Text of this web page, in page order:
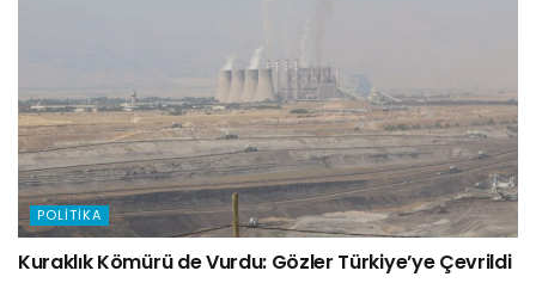
POLITIKA
Kuraklık Kömürü de Vurdu: Gözler Türkiye’ye Çevrildi